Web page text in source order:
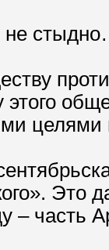
этого
целями
Это
часть